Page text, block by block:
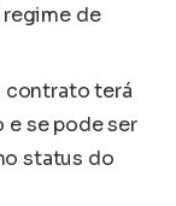
de
terá
se pode ser
status do